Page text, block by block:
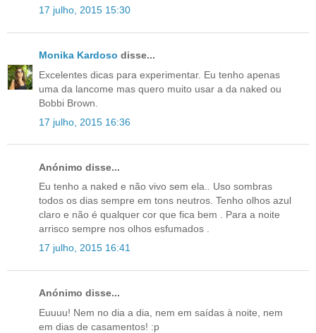
17 julho, 2015 15:30
Monika Kardoso disse...
Excelentes dicas para experimentar. Eu tenho apenas
uma da lancome mas quero muito usar a da naked ou
Bobbi Brown.
17 julho, 2015 16:36
Anónimo disse...
Eu tenho a naked e não vivo sem ela.. Uso sombras
todos os dias sempre em tons neutros. Tenho olhos azul
claro e não é qualquer cor que fica bem . Para a noite
arrisco sempre nos olhos esfumados .
17 julho, 2015 16:41
Anónimo disse...
Euuuu! Nem no dia a dia, nem em saídas à noite, nem
em dias de casamentos! :p